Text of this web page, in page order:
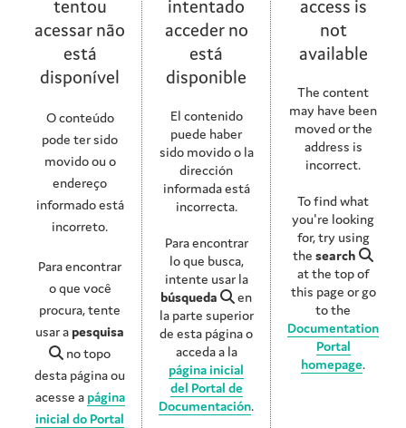
tentou
acessar não
está
disponível
O conteúdo
pode ter sido
movido ou o
endereço
informado está
incorreto.
Para encontrar
o que você
procura, tente
usar a pesquisa
no topo
desta página ou
acesse a página
inicial do Portal
intentado
acceder no
está
disponible
El contenido
puede haber
sido movido o la
dirección
informada está
incorrecta.
Para encontrar
lo que busca,
intente usar la
búsqueda
en
la parte superior
de esta página o
acceda a la
página inicial
del Portal de
Documentación.
access is
not
available
The content
may have been
moved or the
address is
incorrect.
To find what
you're looking
for, try using
the search
at the top of
this page or go
to the
Documentation
Portal
homepage.